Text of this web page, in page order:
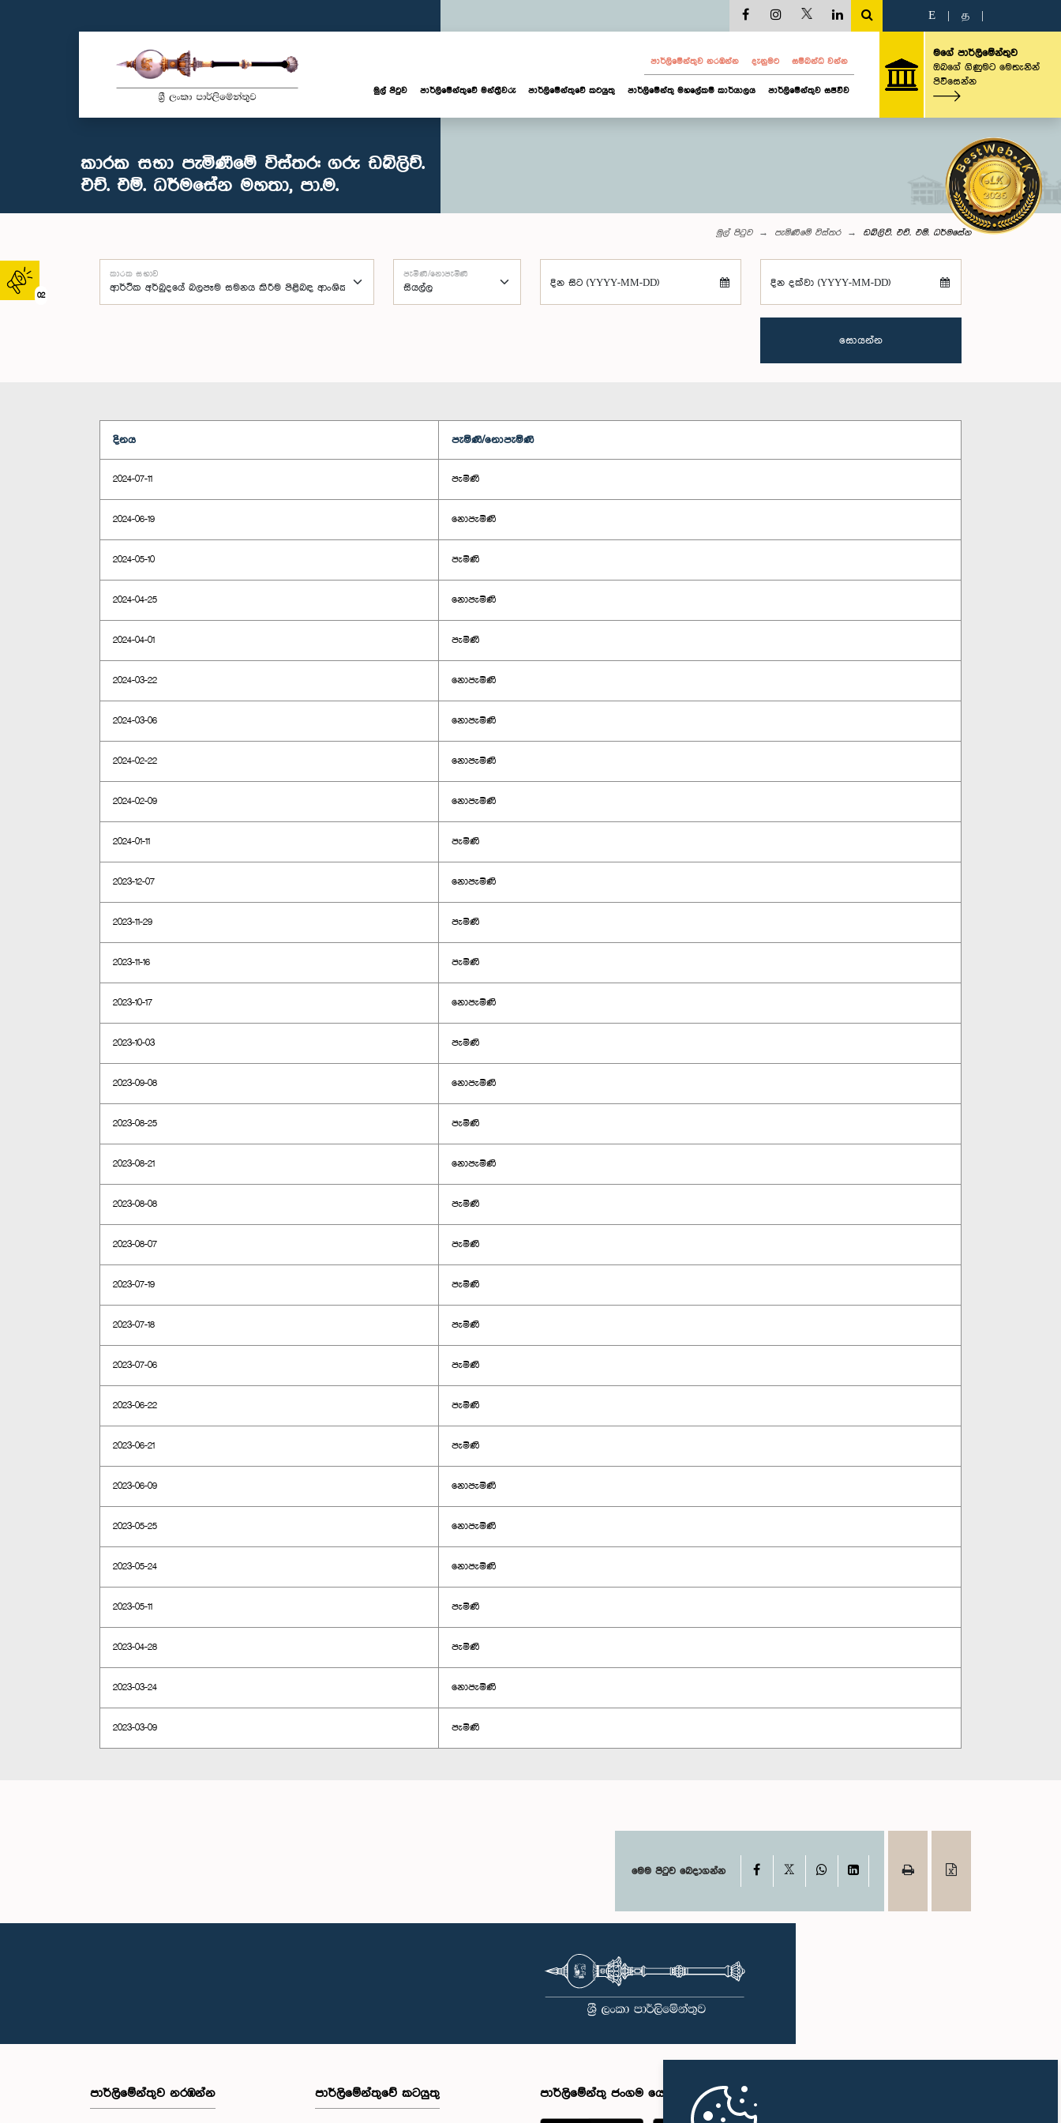
02
E த
පාර්ලි‌මේන්තුව නරඹන්න දැනුමට සම්බන්ධ වන්න
මුල් පිටුව පාර්ලි‌මේන්තුවේ මන්ත්‍රීවරු පාර්ලිමේන්තුවේ කටයුතු පාර්ලිමේන්තු මහලේකම් කාර්යාලය පාර්ලිමේන්තුව සජීවීව
මගේ පාර්ලිමේන්තුව
ඔබගේ ගිණුමට මෙතැනින්
පිවිසෙන්න
කාරක සභා පැමිණීමේ විස්තර: ගරු ඩබ්ලිව්.
එච්. එම්. ධර්මසේන මහතා, පා.ම.
මුල් පිටුව පැමිණීමේ විස්තර ඩබ්ලිව්. එච්. එම්. ධර්මසේන
කාරක සභාව පැමිණි/නොපැමිණි
දින සිට (YYYY-MM-DD) දින දක්වා (YYYY-MM-DD)
සොයන්න
දිනය පැමිණි/නොපැමිණි
2024-07-11 පැමිණි
2024-06-19 නොපැමිණි
2024-05-10 පැමිණි
2024-04-25 නොපැමිණි
2024-04-01 පැමිණි
2024-03-22 නොපැමිණි
2024-03-06 නොපැමිණි
2024-02-22 නොපැමිණි
2024-02-09 නොපැමිණි
2024-01-11 පැමිණි
2023-12-07 නොපැමිණි
2023-11-29 පැමිණි
2023-11-16 පැමිණි
2023-10-17 නොපැමිණි
2023-10-03 පැමිණි
2023-09-08 නොපැමිණි
2023-08-25 පැමිණි
2023-08-21 නොපැමිණි
2023-08-08 පැමිණි
2023-08-07 පැමිණි
2023-07-19 පැමිණි
2023-07-18 පැමිණි
2023-07-06 පැමිණි
2023-06-22 පැමිණි
2023-06-21 පැමිණි
2023-06-09 නොපැමිණි
2023-05-25 නොපැමිණි
2023-05-24 නොපැමිණි
2023-05-11 පැමිණි
2023-04-28 පැමිණි
2023-03-24 නොපැමිණි
2023-03-09 පැමිණි
මෙම පිටුව බෙදාගන්න Facebook WhatsAppLinkedIn
පාර්ලි‌මේන්තුව නරඹන්න පාර්ලිමේන්තුවේ කටයුතු පාර්ලිමේන්තු ජංගම යෙදුම